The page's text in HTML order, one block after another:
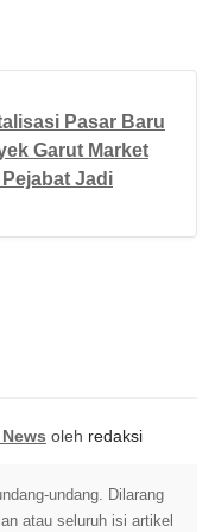
Pasar Baru
Garut Market
Jadi
oleh redaksi
undang. Dilarang
atau seluruh isi artikel